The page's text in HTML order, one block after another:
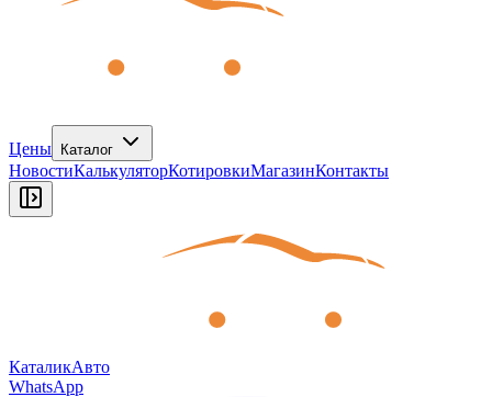
Цены Каталог
НовостиКалькуляторКотировкиМагазинКонтакты
КаталикАвто
WhatsApp